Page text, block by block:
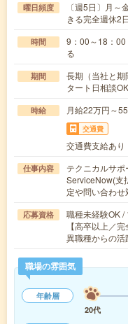
曜日頻度
〔週5日〕月
きる完全週休2
時間
9：00～18：
る
期間
長期（当社と
タート日相談OK
時給 月給22万円～
交通費
交通費支給あり
仕事内容
テクニカルサ
ServiceNow(支
定や問い合わ
応募資格
職種未経験OK /
【高卒以上／
異職種からの
職場の雰囲気
年齢層
20代